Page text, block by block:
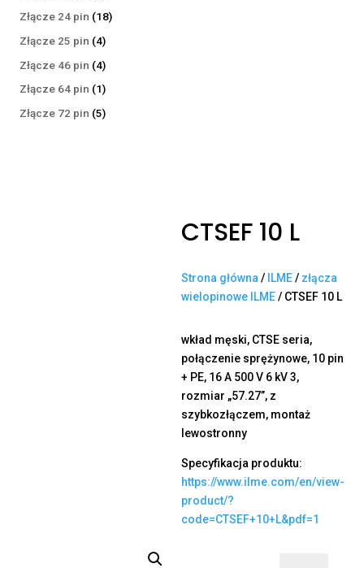
produkty
Złącze 24 pin 1818
Złącze 25 pin 44
produkty
Złącze 46 pin 44
produkty
Złącze 64 pin 11
produkt
Złącze 72 pin 55
CTSEF 10 L
Strona główna / ILME/ złącza
wielopinowe ILME/ CTSEF 10 L
wkład męski, CTSE seria,
połączenie sprężynowe, 10 pin
+ PE, 16 A 500 V 6 kV 3,
rozmiar „57.27”, z
szybkozłączem, montaż
lewostronny
Specyfikacja produktu:
https://www.ilme.com/en/view-
product/?
code=CTSEF+10+L&pdf=1